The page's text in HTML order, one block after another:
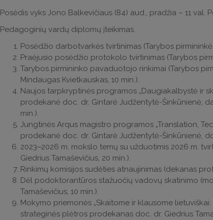
Posėdis vyks Jono Balkevičiaus (84) aud., pradžia – 11 val.
Pedagoginių vardų diplomų įteikimas.
Posėdžio darbotvarkės tvirtinimas (Tarybos
Praėjusio posėdžio protokolo tvirtinimas (Tarybos
Tarybos pirmininko pavaduotojo rinkimai (Tarybos
Mindaugas Kvietkauskas, 10 min.).
Naujos tarpkryptinės programos „Daugiakalbystė ir
prodekanė doc. dr. Gintarė Judžentytė-Šinkūnienė,
min.).
Jungtinės Arqus magistro programos „Translation,
prodekanė doc. dr. Gintarė Judžentytė-Šinkūnienė,
2023‒2026 m. mokslo temų su užduotimis 2026 m.
Giedrius Tamaševičius, 20 min.).
Rinkimų komisijos sudėties atnaujinimas (dekanas
Dėl podoktorantūros stažuočių vadovų skatinimo
Tamaševičius, 10 min.).
Mokymo priemonės „Skaitome ir klausome
strateginės plėtros prodekanas doc. dr. Giedrius